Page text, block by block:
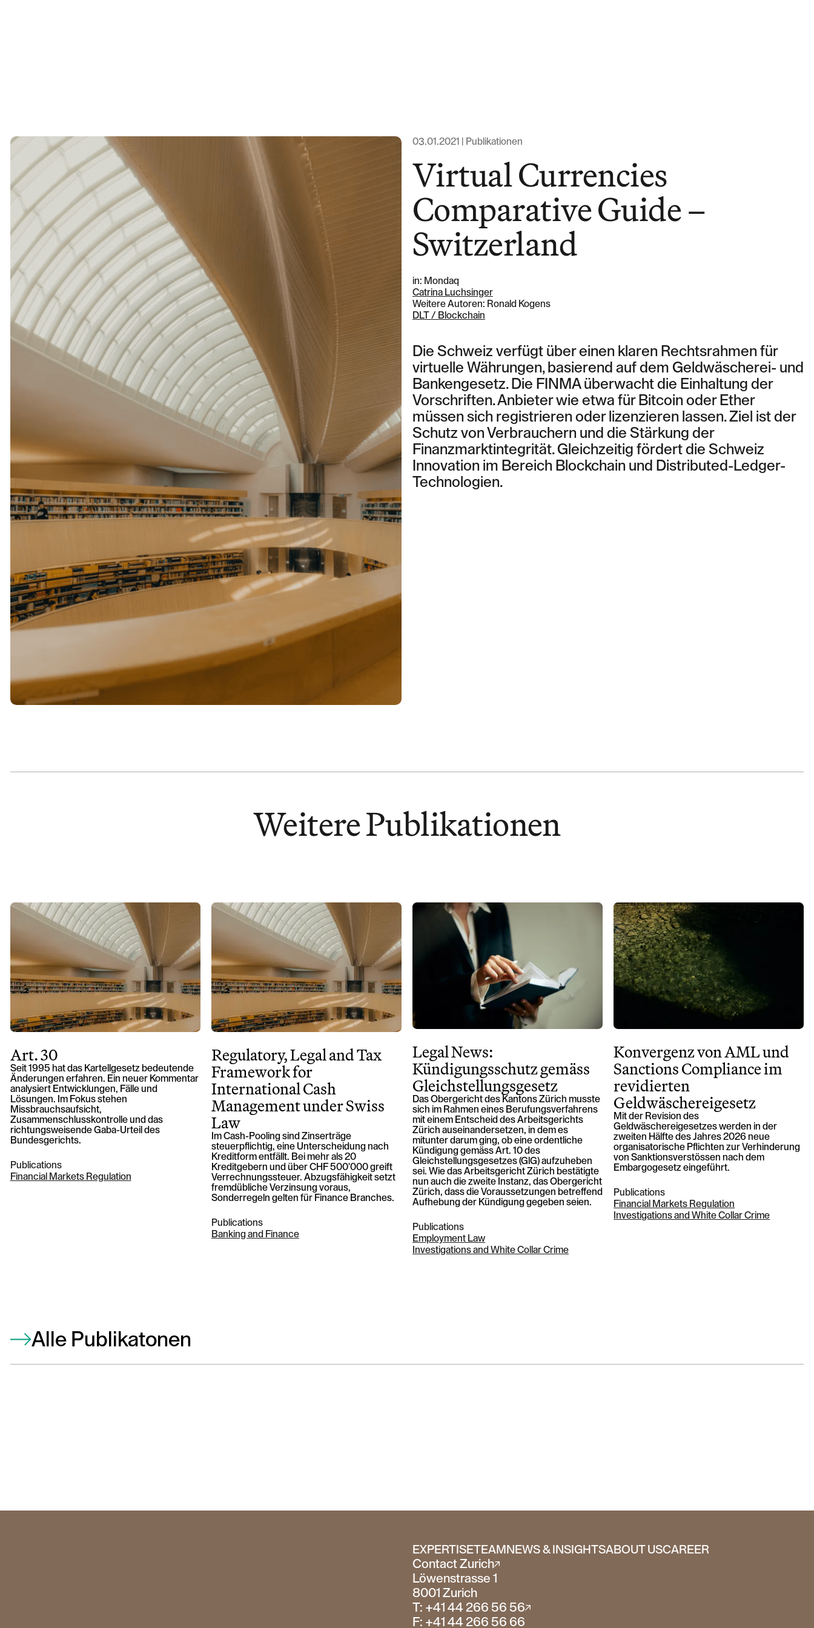
News & Insights
About us
Career
Contact Zurich
Löwenstrasse 1
8001 Zurich
T: +41 44 266 56 56
F: +41 44 266 56 66
M: zh@barandun-law.ch
Contact Zug
Bahnhofstrasse 17
6300 Zug
T: +41 41 349 56 56
F: +41 41 349 56 66
M: zg@barandun-law.ch
DATA PROTECTION
03.01.2021 | Publikationen
Virtual Currencies
Comparative Guide –
Switzerland
in: Mondaq
Catrina Luchsinger
Weitere Autoren: Ronald Kogens
DLT / Blockchain
Die Schweiz verfügt über einen klaren Rechtsrahmen für
virtuelle Währungen, basierend auf dem Geldwäscherei- und
Bankengesetz. Die FINMA überwacht die Einhaltung der
Vorschriften. Anbieter wie etwa für Bitcoin oder Ether
müssen sich registrieren oder lizenzieren lassen. Ziel ist der
Schutz von Verbrauchern und die Stärkung der
Finanzmarktintegrität. Gleichzeitig fördert die Schweiz
Innovation im Bereich Blockchain und Distributed-Ledger-
Technologien.
Weitere Publikationen
Art. 30
Seit 1995 hat das Kartellgesetz bedeutende
Änderungen erfahren. Ein neuer Kommentar
analysiert Entwicklungen, Fälle und
Lösungen. Im Fokus stehen
Missbrauchsaufsicht,
Zusammenschlusskontrolle und das
richtungsweisende Gaba-Urteil des
Bundesgerichts.
Publications
Financial Markets Regulation
Regulatory, Legal and Tax
Framework for
International Cash
Management under Swiss
Law
Im Cash-Pooling sind Zinserträge
steuerpflichtig, eine Unterscheidung nach
Kreditform entfällt. Bei mehr als 20
Kreditgebern und über CHF 500'000 greift
Verrechnungssteuer. Abzugsfähigkeit setzt
fremdübliche Verzinsung voraus,
Sonderregeln gelten für Finance Branches.
Publications
Banking and Finance
Legal News:
Kündigungsschutz gemäss
Gleichstellungsgesetz
Das Obergericht des Kantons Zürich musste
sich im Rahmen eines Berufungsverfahrens
mit einem Entscheid des Arbeitsgerichts
Zürich auseinandersetzen, in dem es
mitunter darum ging, ob eine ordentliche
Kündigung gemäss Art. 10 des
Gleichstellungsgesetzes (GlG) aufzuheben
sei. Wie das Arbeitsgericht Zürich bestätigte
nun auch die zweite Instanz, das Obergericht
Zürich, dass die Voraussetzungen betreffend
Aufhebung der Kündigung gegeben seien.
Publications
Employment Law
Investigations and White Collar Crime
Konvergenz von AML und
Sanctions Compliance im
revidierten
Geldwäschereigesetz
Mit der Revision des
Geldwäschereigesetzes werden in der
zweiten Hälfte des Jahres 2026 neue
organisatorische Pflichten zur Verhinderung
von Sanktionsverstössen nach dem
Embargogesetz eingeführt.
Publications
Financial Markets Regulation
Investigations and White Collar Crime
Alle Publikatonen
EXPERTISETEAM NEWS & INSIGHTSABOUT USCAREER
Contact Zurich
Löwenstrasse 1
8001 Zurich
T: +41 44 266 56 56
F: +41 44 266 56 66